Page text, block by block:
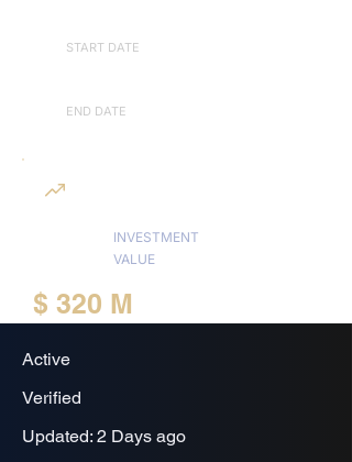
START DATE
END DATE
INVESTMENT
VALUE
$ 320 M
Active
Verified
Updated: 2 Days ago